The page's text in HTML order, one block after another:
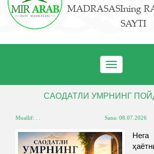
MADRASASIning
SAYTI
Toggle
navigation
САОДАТЛИ УМРНИНГ
Muallif: . . Sana:08.07.2026